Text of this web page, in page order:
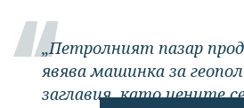
„Петролният пазар
явява машинка за
заглавия, като цените